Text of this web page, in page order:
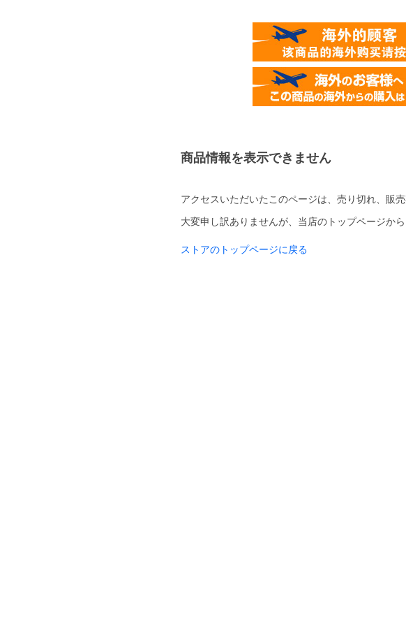
商品情報を表示できません
アクセスいただいたこのページは、売り切れ、販
大変申し訳ありませんが、当店のトップページか
ストアのトップページに戻る